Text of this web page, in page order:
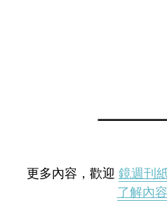
更多內容，歡迎 鏡週刊
了解內